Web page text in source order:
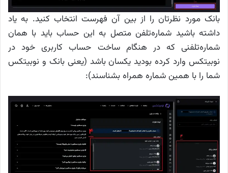
بانک مورد نظرتان را از بین آن فهرست انتخاب کنید. به یاد
داشته باشید شماره‌تلفن متصل به این حساب باید با همان
شماره‌تلفنی که در هنگام ساخت حساب کاربری خود در
نوبیتکس وارد کرده بودید یکسان باشد (یعنی بانک و نوبیتکس
شما را با همین شماره همراه بشناسند):